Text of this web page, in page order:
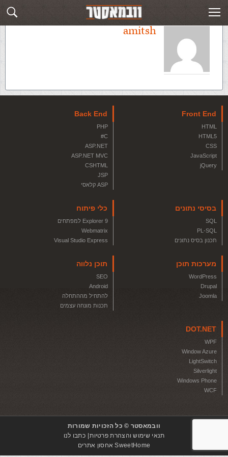
amitsh
Front End
HTML
HTML5
CSS
JavaScript
jQuery
Back End
PHP
C#
ASP.NET
ASP.NET MVC
CSHTML
JSP
ASP קלאסי
בסיסי נתונים
SQL
PL-SQL
תכנון בסיס נתונים
כלי פיתוח
Explorer 9 למפתחים
Webmatrix
Visual Studio Express
מערכות תוכן
WordPress
Drupal
Joomla
תוכן נלווה
SEO
Android
להתחיל מההתחלה
תכנות מונחה עצמים
DOT.NET
WPF
Window Azure
LightSwitch
Silverlight
Windows Phone
WCF
וובמאסטר © כל הזכויות שמורות
תנאי שימוש והצהרת פרטיות כתבו לנו
SweetHome אחסון אתרים